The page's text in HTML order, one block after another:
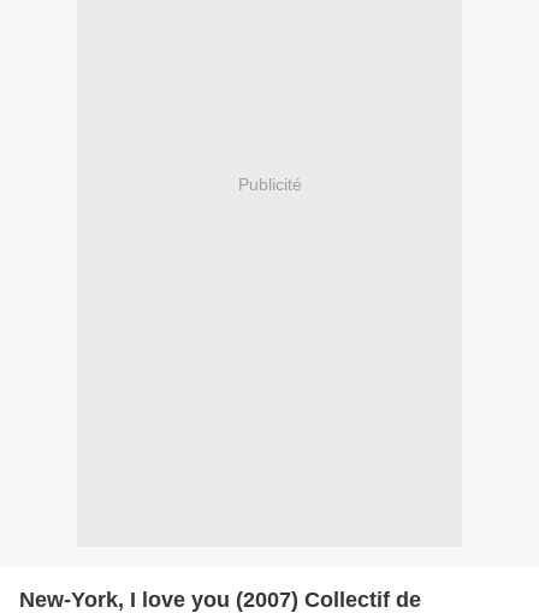
Publicité
New-York, I love you (2007) Collectif de